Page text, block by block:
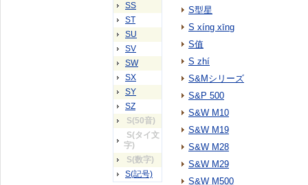
SS
ST
SU
SV
SW
SX
SY
SZ
S(50音)
S(タイ文
字)
S(数字)
S(記号)
S型星
S xíng xīng
S值
S zhí
S&Mシリーズ
S&P 500
S&W M10
S&W M19
S&W M28
S&W M29
S&W M500